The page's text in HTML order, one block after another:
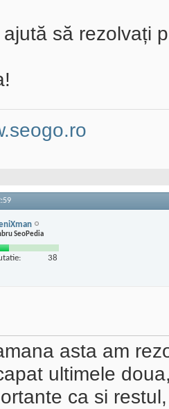
să rezolvați
SeoPedia
38
asta am
ultimele
ca si